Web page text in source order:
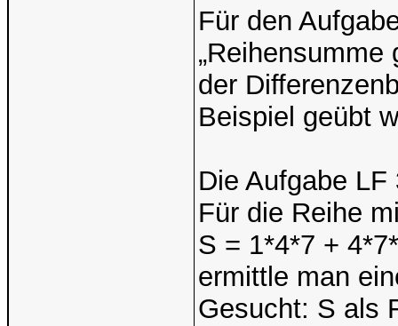
Für den
„Reihensumme
der
Beispiel geübt
Die Aufgabe
Für die Reihe
S = 1*4*7 +
ermittle man
Gesucht: S als